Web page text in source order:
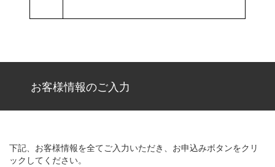
お客様情報のご入力
下記、お客様情報を全てご入力いただき、お申込みボタンをクリ
ックしてください。